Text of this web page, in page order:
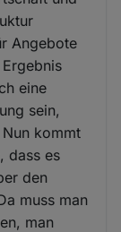
Angebote
eine
sein,
kommt
dass es
den
muss man
man